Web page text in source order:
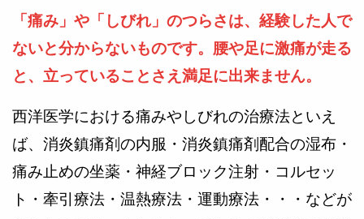
「痛み」や「しびれ」のつらさは、経験した人で
ないと分からないものです。腰や足に激痛が走る
と、立っていることさえ満足に出来ません。
西洋医学における痛みやしびれの治療法といえ
ば、消炎鎮痛剤の内服・消炎鎮痛剤配合の湿布・
痛み止めの坐薬・神経ブロック注射・コルセッ
ト・牽引療法・温熱療法・運動療法・・・などが